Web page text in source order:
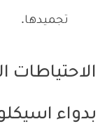
تجميدها.
الاحتياطات
بدواء